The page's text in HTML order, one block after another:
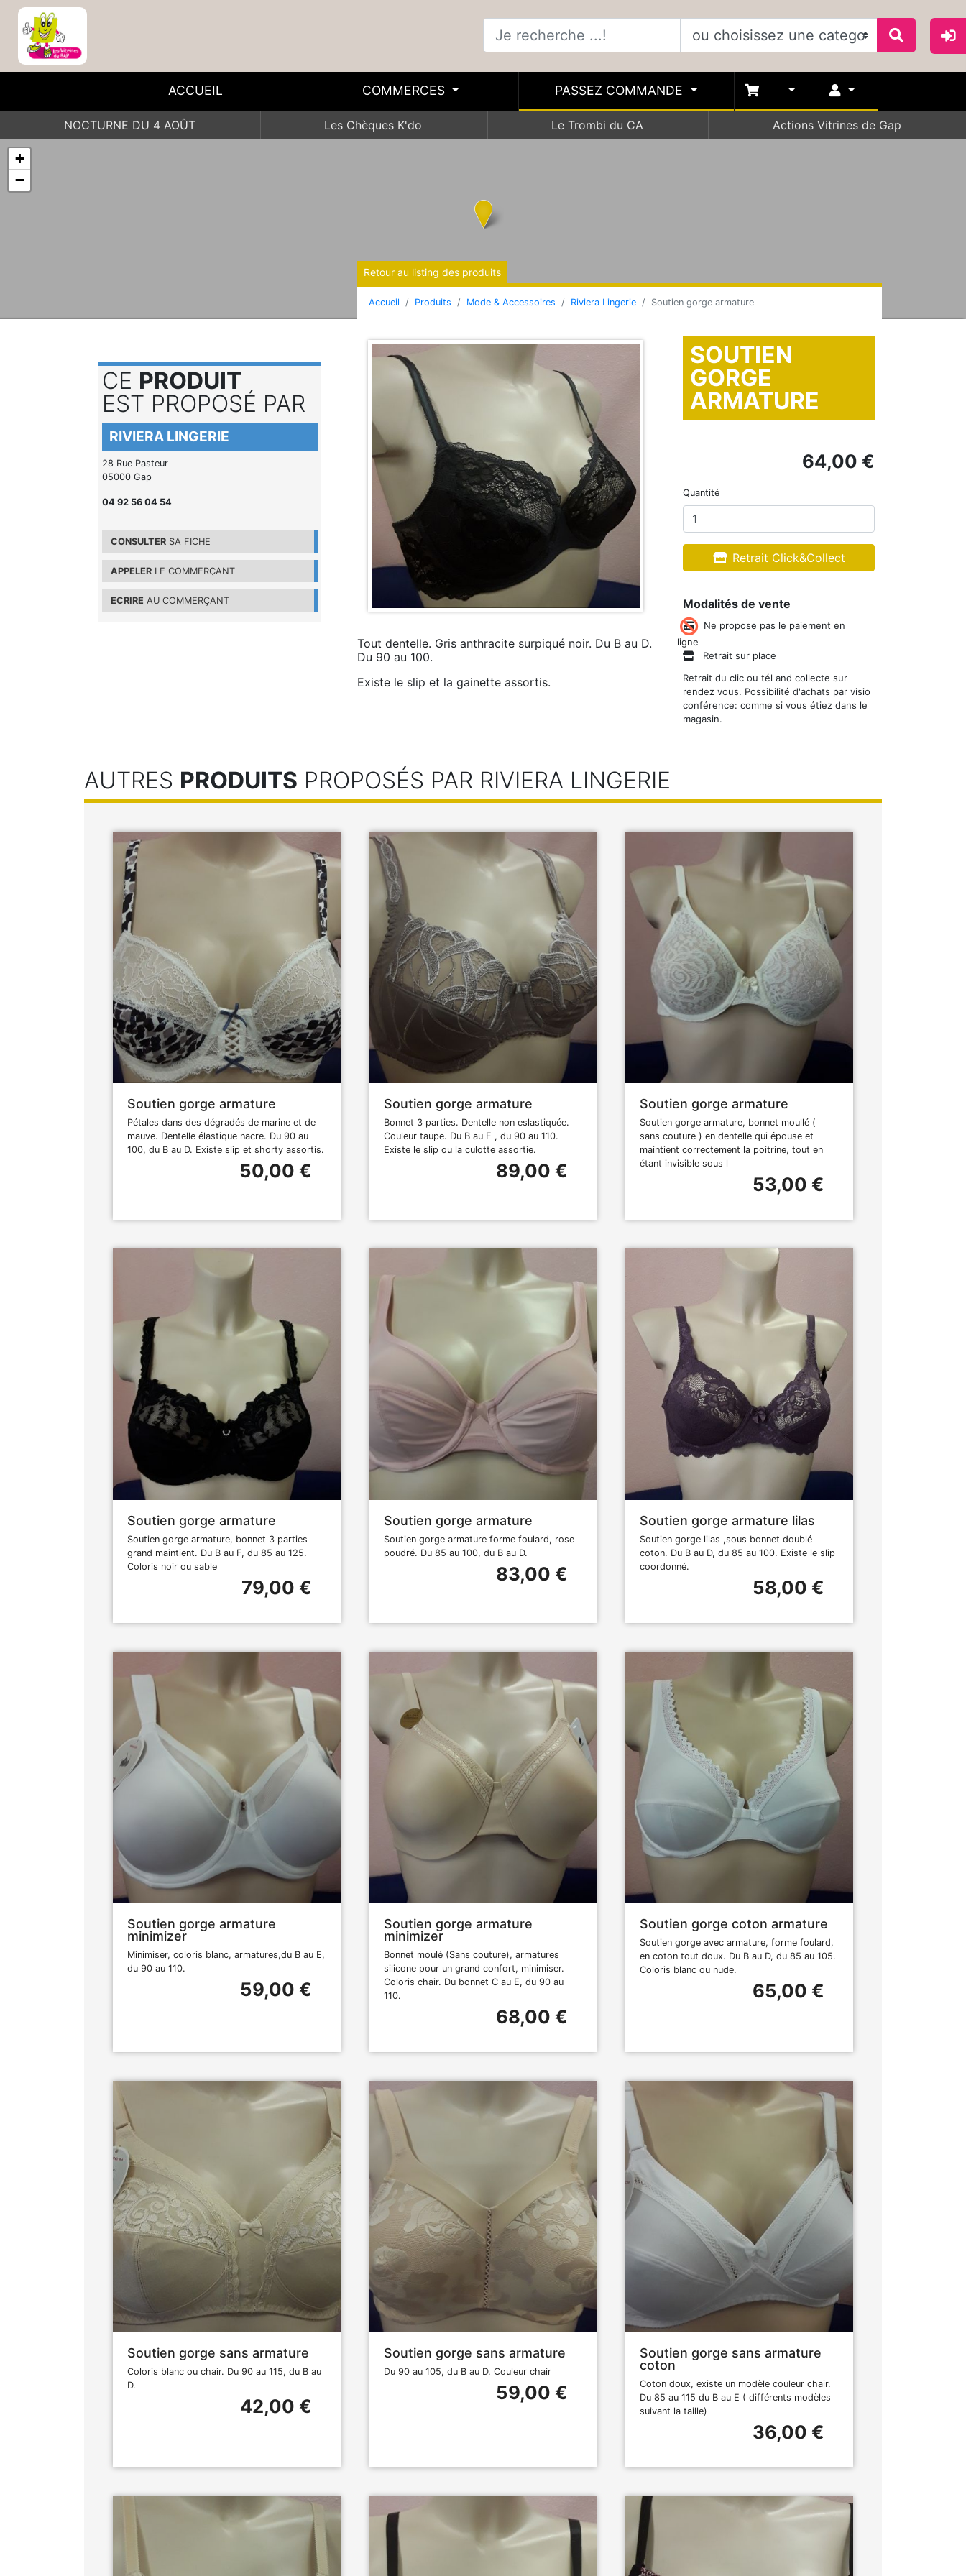
ACCUEIL COMMERCES PASSEZ COMMANDE
NOCTURNE DU 4 AOÛT Les Chèques K'do Le Trombi du CA Actions Vitrines de Gap
+
−
Retour au listing des produits
Accueil Produits Mode & Accessoires Riviera Lingerie Soutien gorge armature
Tout dentelle. Gris anthracite surpiqué noir. Du B au D.
Du 90 au 100.
Existe le slip et la gainette assortis.
SOUTIEN
GORGE
ARMATURE
64,00 €
Quantité
Retrait Click&Collect
Modalités de vente
Ne propose pas le paiement en
ligne
Retrait sur place
Retrait du clic ou tél and collecte sur
rendez vous. Possibilité d'achats par visio
conférence: comme si vous étiez dans le
magasin.
CE PRODUIT
EST PROPOSÉ PAR
RIVIERA LINGERIE
28 Rue Pasteur
05000 Gap
04 92 56 04 54
CONSULTER SA FICHE
APPELER LE COMMERÇANT
ECRIRE AU COMMERÇANT
AUTRES PRODUITS PROPOSÉS PAR RIVIERA LINGERIE
Soutien gorge armature
Pétales dans des dégradés de marine et de
mauve. Dentelle élastique nacre. Du 90 au
100, du B au D. Existe slip et shorty assortis.
50,00 €
Soutien gorge armature
Bonnet 3 parties. Dentelle non eslastiquée.
Couleur taupe. Du B au F , du 90 au 110.
Existe le slip ou la culotte assortie.
89,00 €
Soutien gorge armature
Soutien gorge armature, bonnet moullé (
sans couture ) en dentelle qui épouse et
maintient correctement la poitrine, tout en
étant invisible sous l
53,00 €
Soutien gorge armature
Soutien gorge armature, bonnet 3 parties
grand maintient. Du B au F, du 85 au 125.
Coloris noir ou sable
79,00 €
Soutien gorge armature
Soutien gorge armature forme foulard, rose
poudré. Du 85 au 100, du B au D.
83,00 €
Soutien gorge armature lilas
Soutien gorge lilas ,sous bonnet doublé
coton. Du B au D, du 85 au 100. Existe le slip
coordonné.
58,00 €
Soutien gorge armature
minimizer
Minimiser, coloris blanc, armatures,du B au E,
du 90 au 110.
59,00 €
Soutien gorge armature
minimizer
Bonnet moulé (Sans couture), armatures
silicone pour un grand confort, minimiser.
Coloris chair. Du bonnet C au E, du 90 au
110.
68,00 €
Soutien gorge coton armature
Soutien gorge avec armature, forme foulard,
en coton tout doux. Du B au D, du 85 au 105.
Coloris blanc ou nude.
65,00 €
Soutien gorge sans armature
Coloris blanc ou chair. Du 90 au 115, du B au
D.
42,00 €
Soutien gorge sans armature
Du 90 au 105, du B au D. Couleur chair
59,00 €
Soutien gorge sans armature
coton
Coton doux, existe un modèle couleur chair.
Du 85 au 115 du B au E ( différents modèles
suivant la taille)
36,00 €